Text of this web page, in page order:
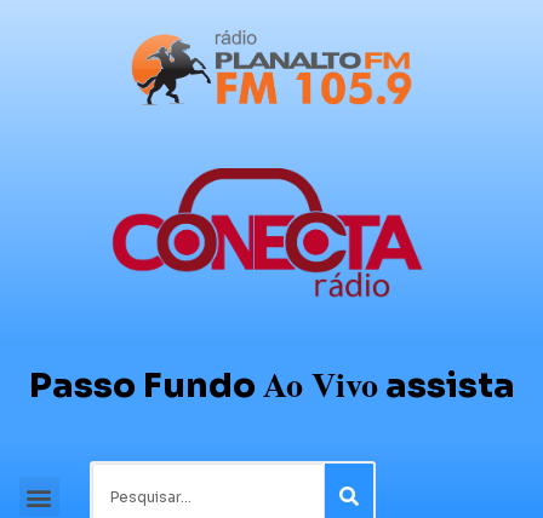
Passo Fundo Ao Vivo assista